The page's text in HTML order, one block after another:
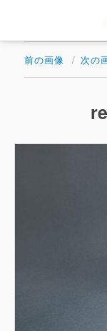
ン
前の画像 次の